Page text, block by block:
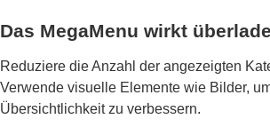
Das MegaMenu wirkt
Reduziere die Anzahl der angezeigten
Verwende visuelle Elemente wie Bilder,
Übersichtlichkeit zu verbessern.